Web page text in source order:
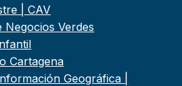
| CAV
Negocios Verdes
Cartagena
Geográfica |